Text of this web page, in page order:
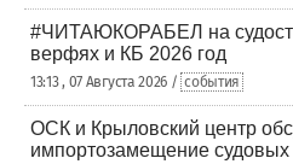
#ЧИТАЮКОРАБЕЛ на
верфях и КБ 2026 год
13:13 , 07 Августа 2026 / события
ОСК и Крыловский центр
импортозамещение